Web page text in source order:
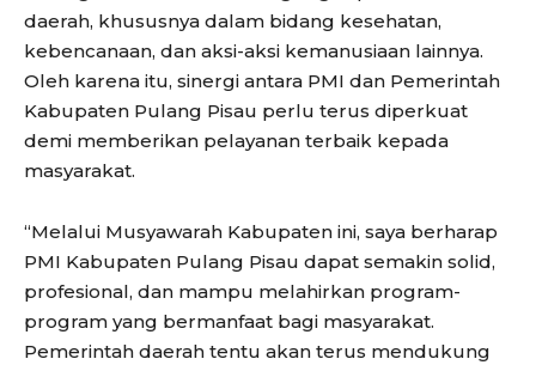
daerah, khususnya dalam bidang kesehatan,
kebencanaan, dan aksi-aksi kemanusiaan lainnya.
Oleh karena itu, sinergi antara PMI dan Pemerintah
Kabupaten Pulang Pisau perlu terus diperkuat
demi memberikan pelayanan terbaik kepada
masyarakat.
“Melalui Musyawarah Kabupaten ini, saya berharap
PMI Kabupaten Pulang Pisau dapat semakin solid,
profesional, dan mampu melahirkan program-
program yang bermanfaat bagi masyarakat.
Pemerintah daerah tentu akan terus mendukung